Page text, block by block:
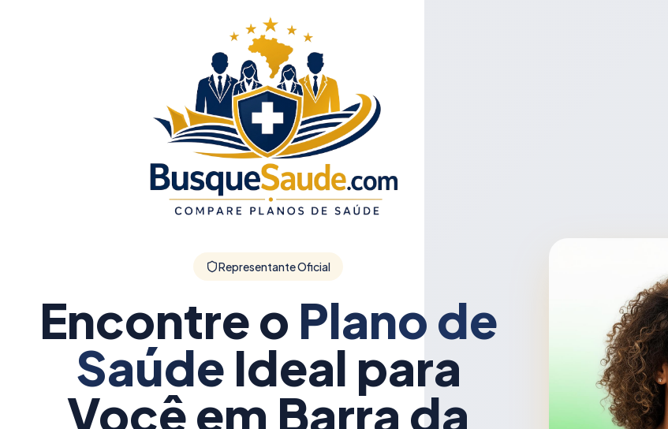
Representante Oficial
Encontre o Plano de
Saúde Ideal para
Vocêem Barra da